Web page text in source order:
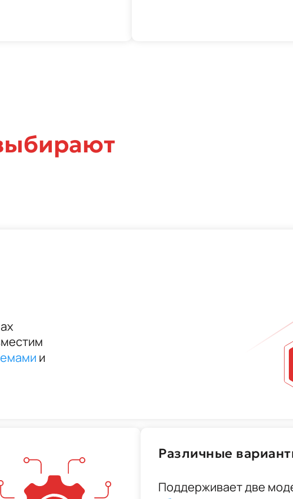
и
Различные
Поддерживает две